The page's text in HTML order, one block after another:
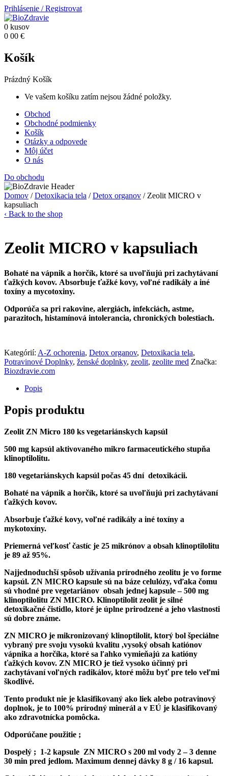
Prihlásenie /Registrovat
0 kusov
0 00 €
Košík
Prázdný Košík
Ve vašem košíku zatím nejsou žádné položky.
Obchod
Obchodné podmienky
Košík
Otázky a odpovede
Môj účet
O nás
Do obchodu
Domov /Detoxikacia tela /Detox organov / Zeolit MICRO v
kapsuliach
‹ Back to the shop
Zeolit MICRO v kapsuliach
Bohaté na vápnik a horčík, ktoré sa uvoľňujú pri zachytávaní
ťažkých kovov. Absorbuje ťažké kovy, voľné radikály a iné
toxíny a mycotoxiny.
Odporúča sa pri rakovine, alergiách, infekciách, astme,
parazitoch, histamínová intolerancia, chronických bolestiach.
Kategórií: A-Z ochorenia, Detox organov, Detoxikacia tela,
Potravinové Doplnky, ženské doplnky, zeolit, zeolite med Značka:
Biozdravie.com
Popis
Popis produktu
Zeolit ZN Micro 180 ks vegetariánskych kapsúl
500 mg kapsúl aktivovaného mikro farmaceutického stupňa
klinoptilolitu.
180 vegetariánskych kapsúl počas 45 dní detoxikácii.
Bohaté na vápnik a horčík, ktoré sa uvoľňujú pri zachytávaní
ťažkých kovov.
Absorbuje ťažké kovy, voľné radikály a iné toxíny a
mykotoxíny.
Priemerná veľkosť častíc je 25 mikrónov a obsah klinoptilolitu
je 89 až 95%.
Najjednoduchší spôsob užívania prírodného zeolitu je vo forme
kapsúl. ZN MICRO kapsule sú na báze celulózy, vďaka čomu
sú vhodné pre vegetariánov obsah jednej kapsule – 500 mg
klinoptilolitu ZN MICRO. Klinoptilolit zeolit je silné
detoxikačné čistidlo, ktoré je úplne prirodzené a jeho vlastnosti
sú dobre známe.
ZN MICRO je mikronizovaný klinoptilolit, ktorý bol špeciálne
vybraný pre svoju vysokú kvalitu ,vysoký obsah katiónov
vápnika a horčíka, ktoré sa ľahko vymieňajú za katióny
ťažkých kovov. ZN MICRO je tiež vysoko účinný pri
zachytávaní voľných radikálov, ktoré môžu byť pre telo veľmi
škodlivé.
Tento produkt nie je klasifikovaný ako liek alebo potravinový
doplnok, je to 100% prírodný minerál a v EÚ je klasifikovaný
ako zdravotnícka pomôcka.
Odporúčane použitie ;
Dospelý ; 1-2 kapsule ZN MICRO s 200 ml vody 2 – 3 denne
30 min pred jedlom. Maximum dennej dávky 8 g / 16 kapsul.